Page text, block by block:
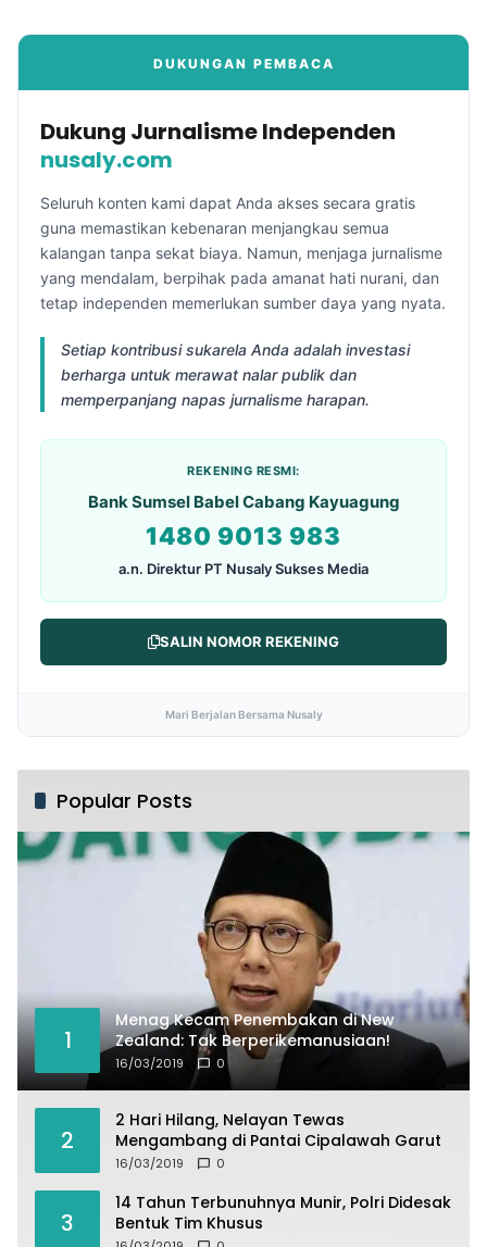
DUKUNGAN PEMBACA
Dukung Jurnalisme Independen
nusaly.com
Seluruh konten kami dapat Anda akses secara gratis
guna memastikan kebenaran menjangkau semua
kalangan tanpa sekat biaya. Namun, menjaga jurnalisme
yang mendalam, berpihak pada amanat hati nurani, dan
tetap independen memerlukan sumber daya yang nyata.
Setiap kontribusi sukarela Anda adalah investasi
berharga untuk merawat nalar publik dan
memperpanjang napas jurnalisme harapan.
REKENING RESMI:
Bank Sumsel Babel Cabang Kayuagung
1480 9013 983
a.n. Direktur PT Nusaly Sukses Media
SALIN NOMOR REKENING
Mari Berjalan Bersama Nusaly
Popular Posts
1
Menag Kecam Penembakan di New
Zealand: Tak Berperikemanusiaan!
16/03/2019 0
2
2 Hari Hilang, Nelayan Tewas
Mengambang di Pantai Cipalawah Garut
16/03/2019 0
3
14 Tahun Terbunuhnya Munir, Polri Didesak
Bentuk Tim Khusus